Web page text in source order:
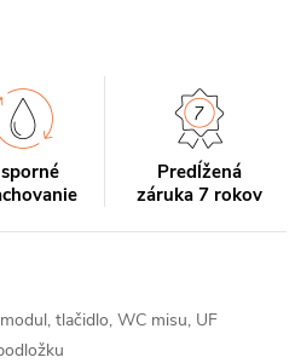
Predĺžená
záruka 7 rokov
tlačidlo, WC misu, UF